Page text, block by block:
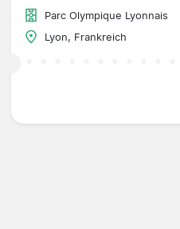
Parc Olympique Lyonnais
Lyon, Frankreich